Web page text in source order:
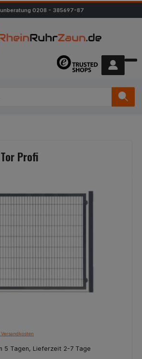
0208 - 385697-87
Profi
5 Tagen, Lieferzeit 2-7 Tage